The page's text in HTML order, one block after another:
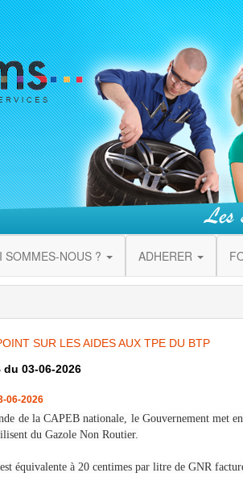
SOMMES-NOUS ? ADHERER
SUR LES AIDES AUX TPE DU BTP
du 03-06-2026
06-2026
de la CAPEB nationale, le Gouvernement met
du Gazole Non Routier.
équivalente à 20 centimes par litre de GNR